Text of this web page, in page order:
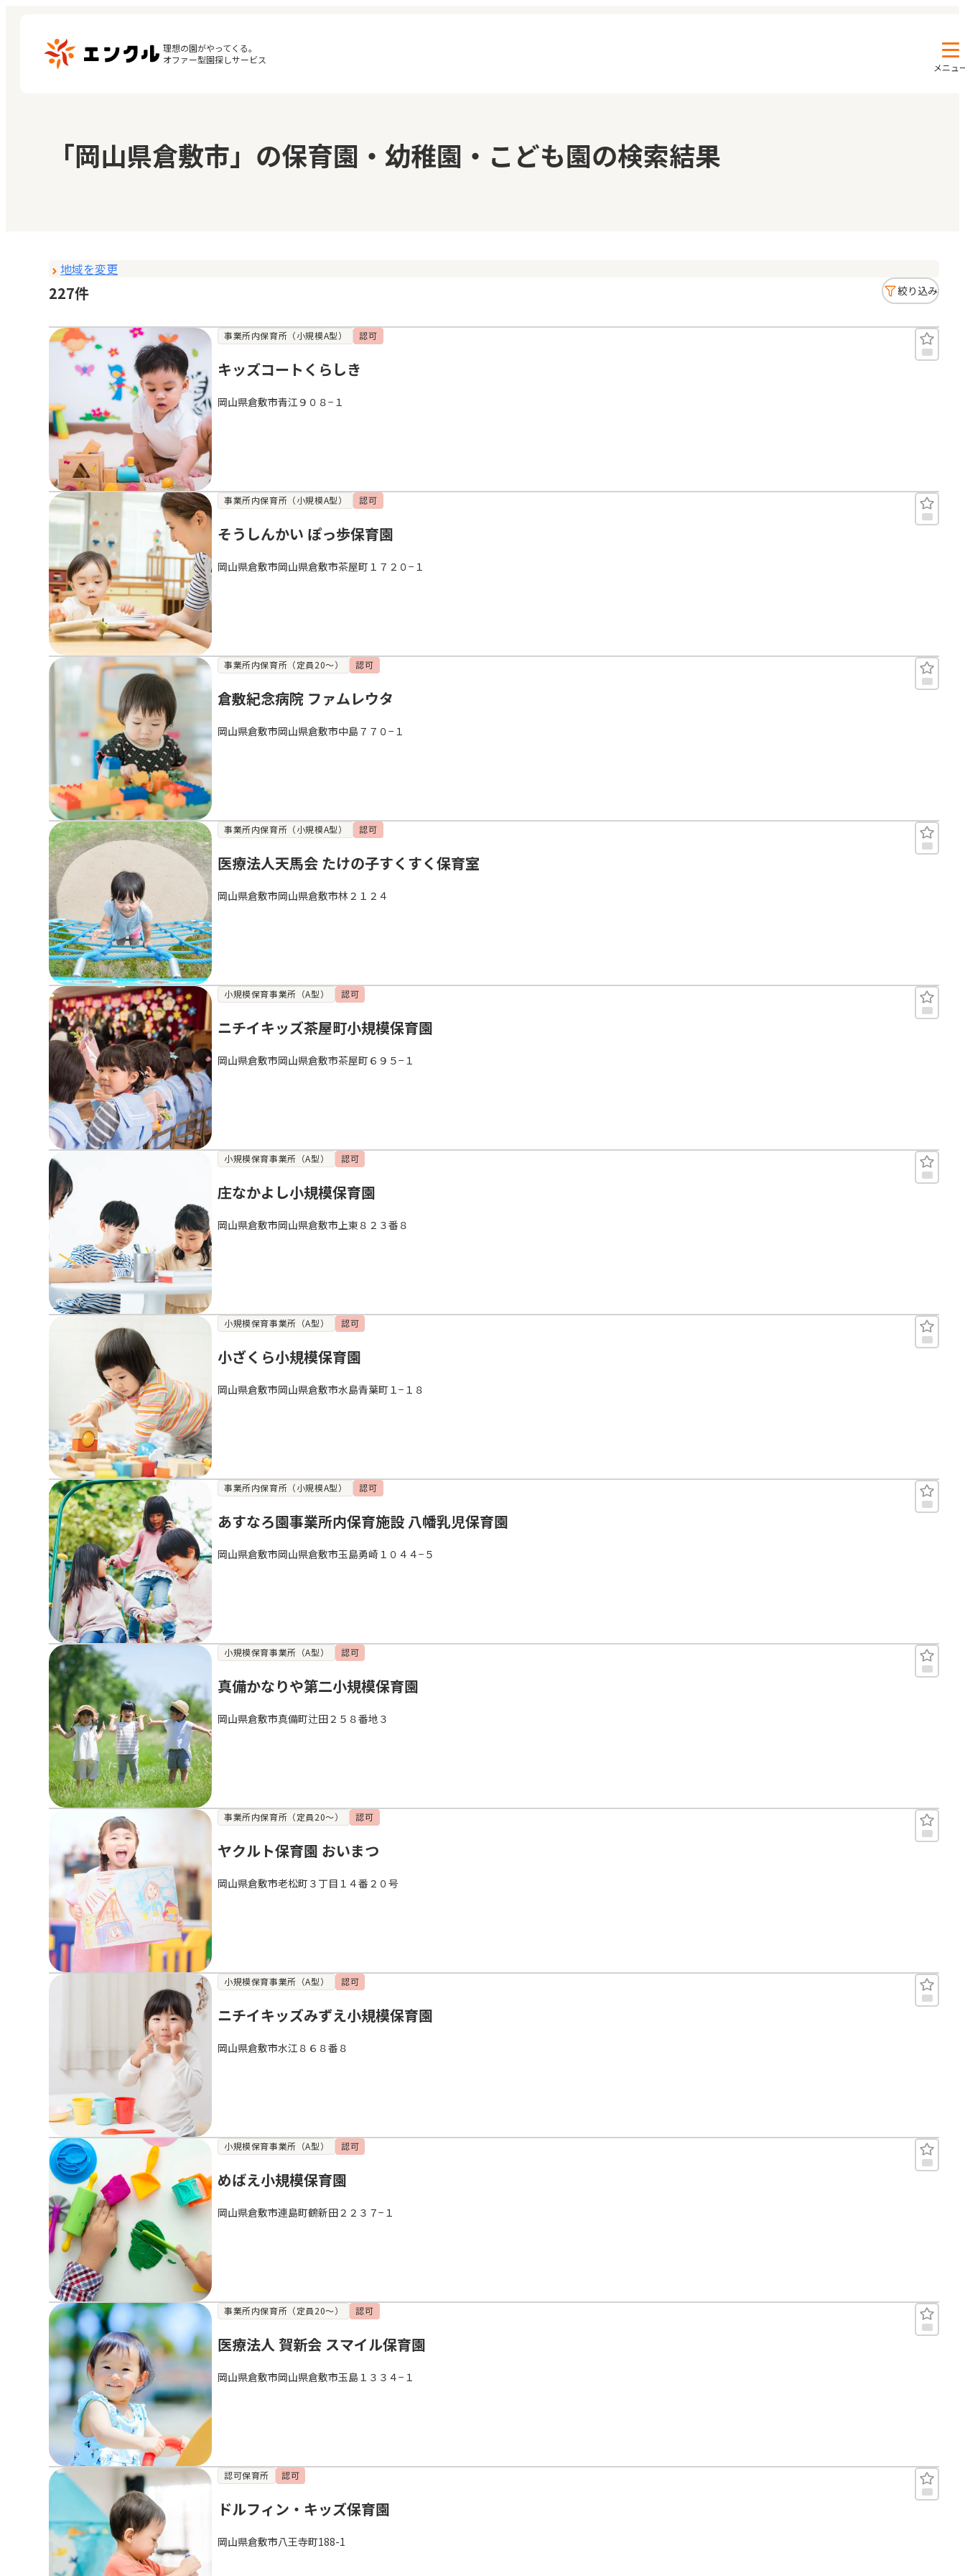
理想の園がやってくる。
オファー型園探しサービス
メニュ
保育園・幼稚園を探す
地図から探す
閲覧履歴
お気に入り
メッセージ
おすすめの園
「岡山県倉敷市」の保育園・幼稚園・こども園の検索結果
地域を変更
227件 絞り込み
事業所内保育所（小規模A型） 認可
キッズコートくらしき
岡山県倉敷市青江９０８−１
事業所内保育所（小規模A型） 認可
そうしんかい ぽっ歩保育園
岡山県倉敷市岡山県倉敷市茶屋町１７２０−１
事業所内保育所（定員20～） 認可
倉敷紀念病院 ファムレウタ
岡山県倉敷市岡山県倉敷市中島７７０−１
事業所内保育所（小規模A型） 認可
医療法人天馬会 たけの子すくすく保育室
岡山県倉敷市岡山県倉敷市林２１２４
小規模保育事業所（A型） 認可
ニチイキッズ茶屋町小規模保育園
岡山県倉敷市岡山県倉敷市茶屋町６９５−１
小規模保育事業所（A型） 認可
庄なかよし小規模保育園
岡山県倉敷市岡山県倉敷市上東８２３番８
小規模保育事業所（A型） 認可
小ざくら小規模保育園
岡山県倉敷市岡山県倉敷市水島青葉町１−１８
事業所内保育所（小規模A型） 認可
あすなろ園事業所内保育施設 八幡乳児保育園
岡山県倉敷市岡山県倉敷市玉島勇崎１０４４−５
小規模保育事業所（A型） 認可
真備かなりや第二小規模保育園
岡山県倉敷市真備町辻田２５８番地３
事業所内保育所（定員20～） 認可
ヤクルト保育園 おいまつ
岡山県倉敷市老松町３丁目１４番２０号
小規模保育事業所（A型） 認可
ニチイキッズみずえ小規模保育園
岡山県倉敷市水江８６８番８
小規模保育事業所（A型） 認可
めばえ小規模保育園
岡山県倉敷市連島町鶴新田２２３７−１
事業所内保育所（定員20～） 認可
医療法人 賀新会 スマイル保育園
岡山県倉敷市岡山県倉敷市玉島１３３４−１
認可保育所 認可
ドルフィン・キッズ保育園
岡山県倉敷市八王寺町188-1